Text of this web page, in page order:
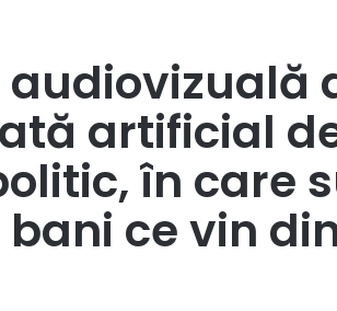
audiovizuală
artificial
în care
ce vin